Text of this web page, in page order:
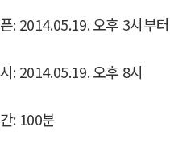
: 2014.05.19. 오후 3시부터
: 2014.05.19. 오후 8시
: 100분